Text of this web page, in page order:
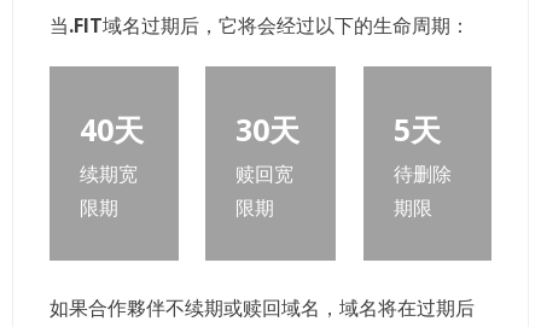
当.FIT域名过期后，它将会经过以下的生命周期：
40天
续期宽
限期
30天
赎回宽
限期
5天
待删除
期限
如果合作夥伴不续期或赎回域名，域名将在过期后